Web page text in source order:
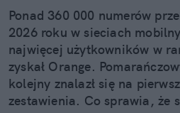
Ponad 360 000 numerów
2026 roku w sieciach
najwięcej użytkowników w
zyskał Orange.
kolejny znalazł się na
zestawienia. Co sprawia, że